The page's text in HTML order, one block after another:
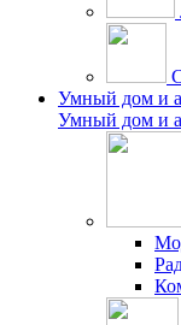
Умный дом и
Умный дом и